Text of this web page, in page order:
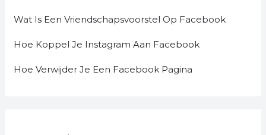
Wat Is Een Vriendschapsvoorstel Op Facebook
Hoe Koppel Je Instagram Aan Facebook
Hoe Verwijder Je Een Facebook Pagina